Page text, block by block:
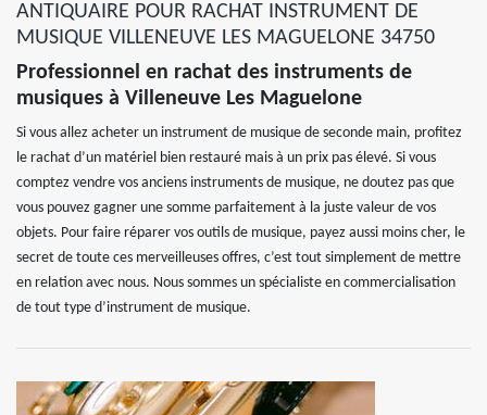
ANTIQUAIRE POUR RACHAT INSTRUMENT DE
MUSIQUE VILLENEUVE LES MAGUELONE 34750
Professionnel en rachat des instruments de
musiques à Villeneuve Les Maguelone
Si vous allez acheter un instrument de musique de seconde main, profitez
le rachat d’un matériel bien restauré mais à un prix pas élevé. Si vous
comptez vendre vos anciens instruments de musique, ne doutez pas que
vous pouvez gagner une somme parfaitement à la juste valeur de vos
objets. Pour faire réparer vos outils de musique, payez aussi moins cher, le
secret de toute ces merveilleuses offres, c’est tout simplement de mettre
en relation avec nous. Nous sommes un spécialiste en commercialisation
de tout type d’instrument de musique.